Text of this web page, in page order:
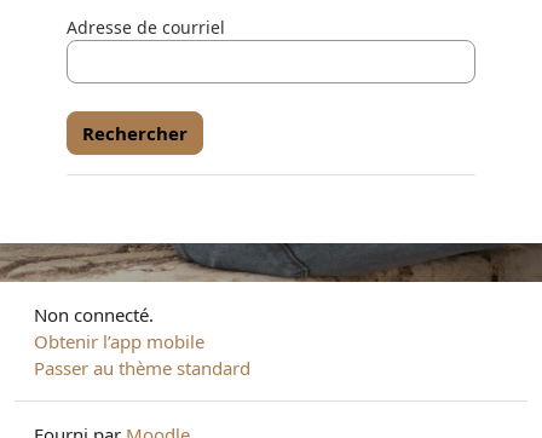
Adresse de courriel
Non connecté.
Obtenir l’app mobile
Passer au thème standard